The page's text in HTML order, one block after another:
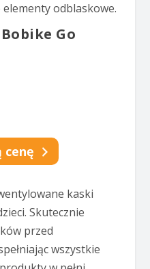
elementy odblaskowe.
Go
cenę
kaski
Skutecznie
przed
wszystkie